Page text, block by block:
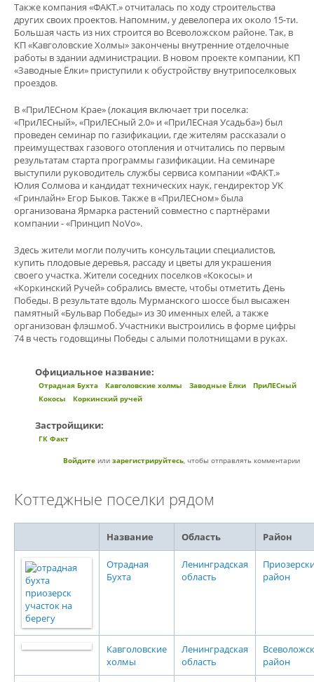
Также компания «ФАКТ.» отчиталась по ходу строительства
других своих проектов. Напомним, у девелопера их около 15-ти.
Большая часть из них строится во Всеволожском районе. Так, в
КП «Кавголовские Холмы» закончены внутренние отделочные
работы в здании администрации. В новом проекте компании, КП
«Заводные Ёлки» приступили к обустройству внутрипоселковых
проездов.
В «ПриЛЕСном Крае» (локация включает три поселка:
«ПриЛЕСный», «ПриЛЕСный 2.0» и «ПриЛЕСная Усадьба») был
проведен семинар по газификации, где жителям рассказали о
преимуществах газового отопления и отчитались по первым
результатам старта программы газификации. На семинаре
выступили руководитель службы сервиса компании «ФАКТ.»
Юлия Солмова и кандидат технических наук, гендиректор УК
«Гринлайн» Егор Быков. Также в «ПриЛЕСном» была
организована Ярмарка растений совместно с партнёрами
компании - «Принцип NoVo».
Здесь жители могли получить консультации специалистов,
купить плодовые деревья, рассаду и цветы для украшения
своего участка. Жители соседних поселков «Кокосы» и
«Коркинский Ручей» собрались вместе, чтобы отметить День
Победы. В результате вдоль Мурманского шоссе был высажен
памятный «Бульвар Победы» из 30 именных елей, а также
организован флэшмоб. Участники выстроились в форме цифры
74 в честь годовщины Победы с алыми полотнищами в руках.
Официальное название:
Отрадная Бухта Кавголовские холмы Заводные Ёлки
ПриЛЕСный
Кокосы
Коркинский ручей
Застройщики:
ГК Факт
Войдите или зарегистрируйтесь, чтобы отправлять комментарии
Коттеджные поселки рядом
Название Область Район
Отрадная
Бухта
Ленинградская
область
район
Кавголовские
холмы
Ленинградская
область
район